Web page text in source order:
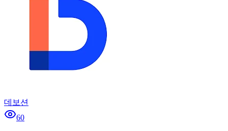
데보션
60